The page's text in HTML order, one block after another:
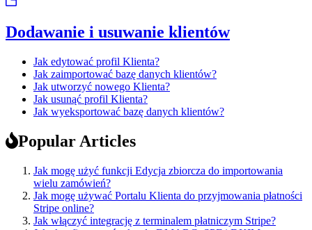
Dodawanie i usuwanie klientów
Jak edytować profil Klienta?
Jak zaimportować bazę danych klientów?
Jak utworzyć nowego Klienta?
Jak usunąć profil Klienta?
Jak wyeksportować bazę danych klientów?
Popular Articles
Jak mogę użyć funkcji Edycja zbiorcza do importowania
wielu zamówień?
Jak mogę używać Portalu Klienta do przyjmowania płatności
Stripe online?
Jak włączyć integrację z terminalem płatniczym Stripe?